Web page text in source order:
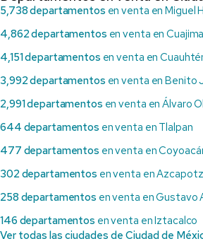
5,738 departamentos en venta en Miguel
4,862 departamentos en venta en
4,151 departamentos en venta en
3,992 departamentos en venta en Benito
2,991 departamentos en venta en Álvaro
644 departamentos en venta en Tlalpan
477 departamentos en venta en
302 departamentos en venta en
258 departamentos en venta en Gustavo
146 departamentos en venta en Iztacalco
Ver todas las ciudades de Ciudad de